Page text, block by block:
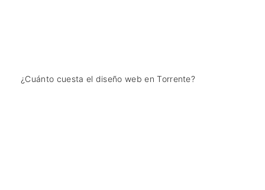
¿Cuánto cuesta el diseño web en Torrente?